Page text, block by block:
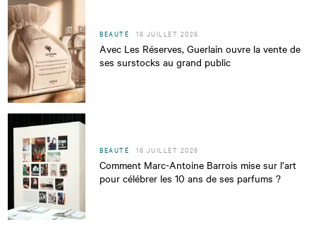
BEAUTÉ 16 JUILLET 2026
Avec Les Réserves, Guerlain ouvre la vente de
ses surstocks au grand public
BEAUTÉ 16 JUILLET 2026
Comment Marc-Antoine Barrois mise sur l’art
pour célébrer les 10 ans de ses parfums ?